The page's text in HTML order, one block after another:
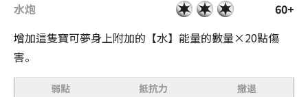
水炮
60+
增加這隻寶可夢身上附加的【水】能量的數量×20點傷
害。
弱點 抵抗力 撤退